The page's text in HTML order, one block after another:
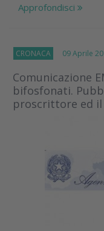
Approfondisci
CRONACA 09 Aprile
Comunicazione
bifosfonati.
proscrittore ed